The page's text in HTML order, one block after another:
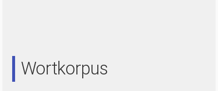
Wortkorpus